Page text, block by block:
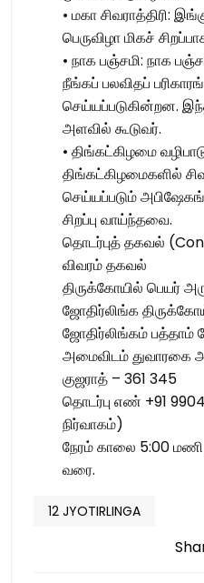
• மகா சிவராத்திரி:
பெருவிழா மிகச்
• நாக பஞ்சமி: நாக
நீங்கப் பலவிதப்
செய்யப்படுகின்றன.
அளவில் கூடுவர்.
• திங்கட்கிழமை
திங்கட்கிழமைகளில்
செய்யப்படும்
சிறப்பு வாய்ந்தவை.
தொடர்புத் தகவல்
விவரம் தகவல்
திருக்கோயில் பெயர்
ஜோதிர்லிங்க
ஜோதிர்லிங்கம் பத்தாம்
அமைவிடம் துவாரகை
குஜராத் – 361 345
தொடர்பு எண் +91
நிர்வாகம்)
நேரம் காலை 5:00
வரை.
12 JYOTIRLINGA